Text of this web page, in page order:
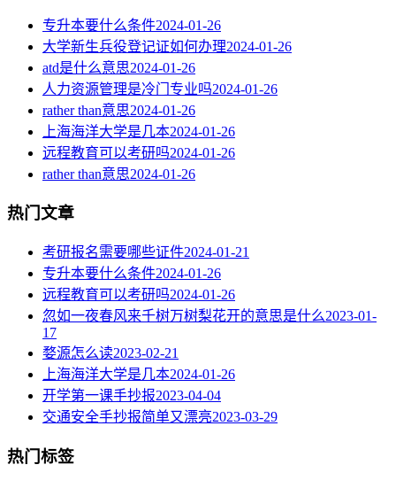
专升本要什么条件2024-01-26
大学新生兵役登记证如何办理2024-01-26
atd是什么意思2024-01-26
人力资源管理是冷门专业吗2024-01-26
rather than意思2024-01-26
上海海洋大学是几本2024-01-26
远程教育可以考研吗2024-01-26
rather than意思2024-01-26
热门文章
考研报名需要哪些证件2024-01-21
专升本要什么条件2024-01-26
远程教育可以考研吗2024-01-26
忽如一夜春风来千树万树梨花开的意思是什么2023-01-
17
婺源怎么读2023-02-21
上海海洋大学是几本2024-01-26
开学第一课手抄报2023-04-04
交通安全手抄报简单又漂亮2023-03-29
热门标签